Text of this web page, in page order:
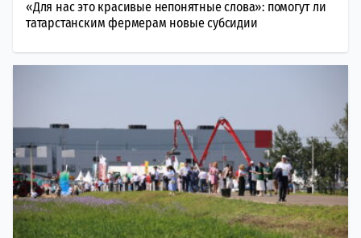
«Для нас это красивые непонятные слова»: помогут ли
татарстанским фермерам новые субсидии